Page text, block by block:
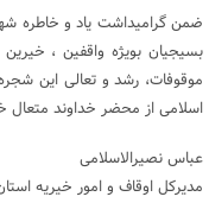
ضمن گرامیداشت یاد و خاطره
بسیجیان بویژه واقفین ،
موقوفات، رشد و تعالی این
اسلامی از محضر خداوند متعال
عباس نصیرالاسلامی
مدیرکل اوقاف و امور خیریه